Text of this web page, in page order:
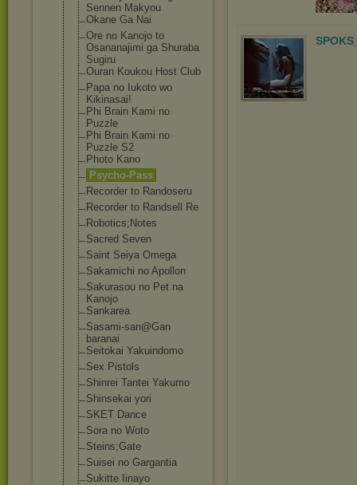
Sennen Makyou
Okane Ga Nai
Ore no Kanojo to
Osananajimi ga Shuraba
Sugiru
Ouran Koukou Host Club
Papa no Iukoto wo
Kikinasai!
Phi Brain Kami no
Puzzle
Phi Brain Kami no
Puzzle S2
Photo Kano
Psycho-Pass
Recorder to Randoseru
Recorder to Randsell Re
Robotics;Notes
Sacred Seven
Saint Seiya Omega
Sakamichi no Apollon
Sakurasou no Pet na
Kanojo
Sankarea
Sasami-san@Gan
baranai
Seitokai Yakuindomo
Sex Pistols
Shinrei Tantei Yakumo
Shinsekai yori
SKET Dance
Sora no Woto
Steins;Gate
Suisei no Gargantia
Sukitte Iinayo